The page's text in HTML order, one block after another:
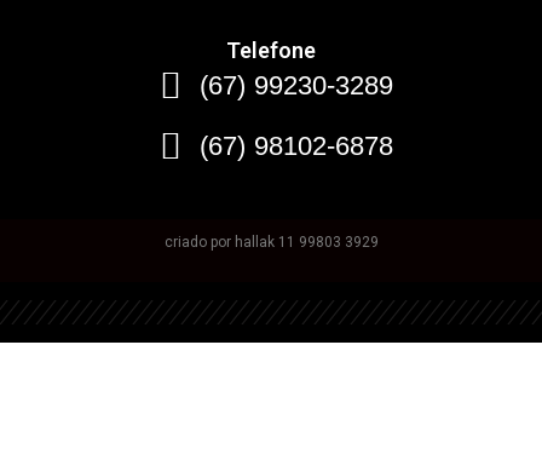
Telefone
(67) 99230-3289
(67) 98102-6878
criado por hallak 11 99803 3929